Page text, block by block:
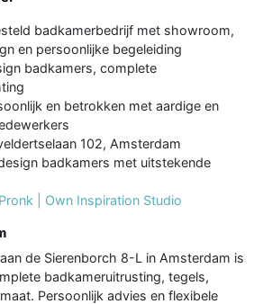
badkamerbedrijf met showroom,
en persoonlijke begeleiding
badkamers, complete
en betrokken met aardige en
102, Amsterdam
badkamers met uitstekende
| Own Inspiration Studio
de Sierenborch 8-L in Amsterdam is
badkameruitrusting, tegels,
Persoonlijk advies en flexibele